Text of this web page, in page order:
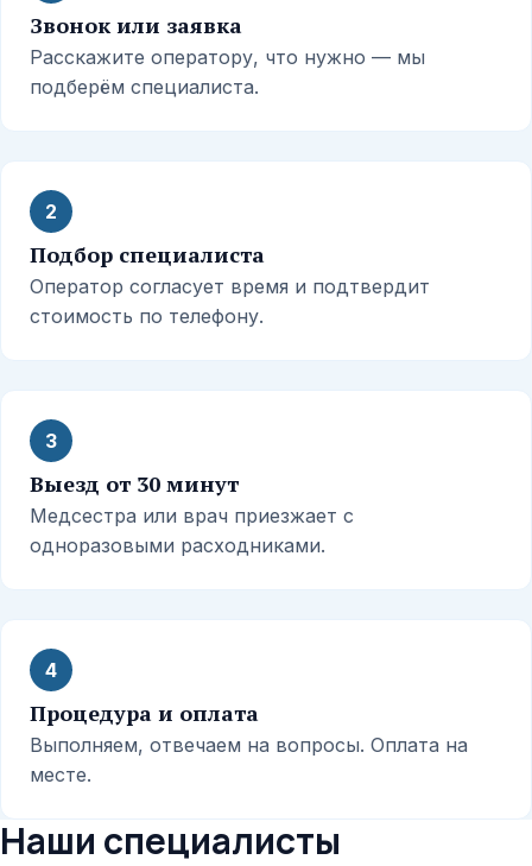
Звонок или заявка
Расскажите оператору, что нужно — мы
подберём специалиста.
2
Подбор специалиста
Оператор согласует время и подтвердит
стоимость по телефону.
3
Выезд от 30 минут
Медсестра или врач приезжает с
одноразовыми расходниками.
4
Процедура и оплата
Выполняем, отвечаем на вопросы. Оплата на
месте.
Наши специалисты